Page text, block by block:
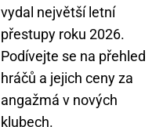
vydal největší letní
přestupy roku 2026.
Podívejte se na přehled
hráčů a jejich ceny za
angažmá v nových
klubech.